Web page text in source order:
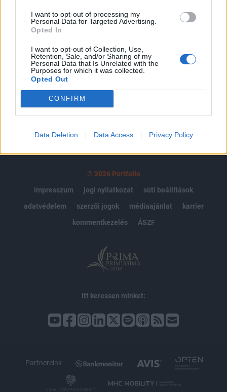
I want to opt-out of processing my
Personal Data for Targeted Advertising.
Opted In
I want to opt-out of Collection, Use,
Retention, Sale, and/or Sharing of my
Personal Data that Is Unrelated with the
Purposes for which it was collected.
Opted Out
CONFIRM
Data Deletion Data Access Privacy Policy
Kötéslisták: BÉT elmúlt 2 év napon belüli
kötéslistái
Előfizetés
MÁR ELŐFIZETŐNK VAGY?
© 2026 Portfolio
impresszum
jogi nyilatkozat
süti beállítások
adatvédelem
szerzői jogok médiaajánlat
karrier
kommentkezelés
ÁSZF
Itt keressen minket:
Partnereink